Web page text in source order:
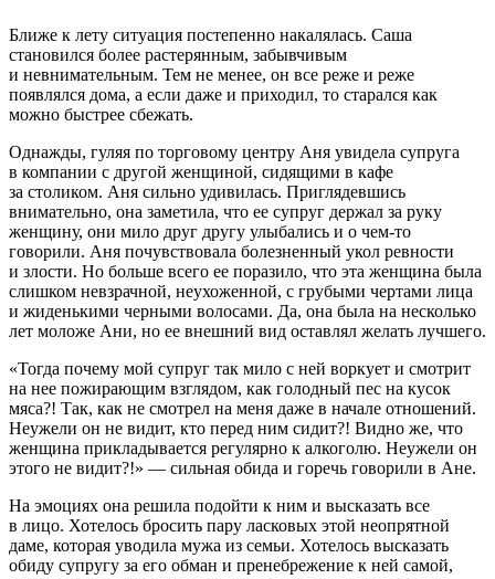
Ближе к лету ситуация постепенно накалялась. Саша
становился более растерянным, забывчивым
и невнимательным. Тем не менее, он все реже и реже
появлялся дома, а если даже и приходил, то старался как
можно быстрее сбежать.
Однажды, гуляя по торговому центру Аня увидела супруга
в компании с другой женщиной, сидящими в кафе
за столиком. Аня сильно удивилась. Приглядевшись
внимательно, она заметила, что ее супруг держал за руку
женщину, они мило друг другу улыбались и о чем-то
говорили. Аня почувствовала болезненный укол ревности
и злости. Но больше всего ее поразило, что эта женщина была
слишком невзрачной, неухоженной, с грубыми чертами лица
и жиденькими черными волосами. Да, она была на несколько
лет моложе Ани, но ее внешний вид оставлял желать лучшего.
«Тогда почему мой супруг так мило с ней воркует и смотрит
на нее пожирающим взглядом, как голодный пес на кусок
мяса?! Так, как не смотрел на меня даже в начале отношений.
Неужели он не видит, кто перед ним сидит?! Видно же, что
женщина прикладывается регулярно к алкоголю. Неужели он
этого не видит?!» — сильная обида и горечь говорили в Ане.
На эмоциях она решила подойти к ним и высказать все
в лицо. Хотелось бросить пару ласковых этой неопрятной
даме, которая уводила мужа из семьи. Хотелось высказать
обиду супругу за его обман и пренебрежение к ней самой,